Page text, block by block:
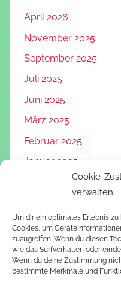
Cookie-
verwalten
Um dir ein optimales Erlebnis
Cookies, um
zuzugreifen. Wenn du diesen
wie das Surfverhalten oder
Wenn du deine Zustimmung
bestimmte Merkmale und
April 2026
November 2025
September 2025
Juli 2025
Juni 2025
März 2025
Februar 2025
Januar 2025
November 2024
August 2024
Juli 2024
Juni 2024